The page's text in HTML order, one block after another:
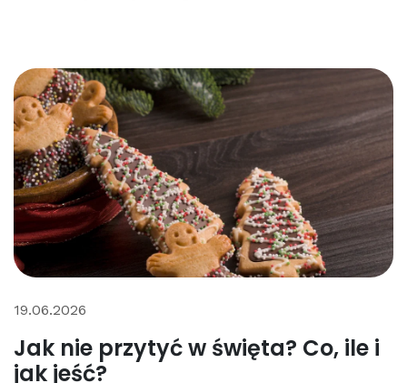
Jak nie przytyć w święta? Co, ile i
jak jeść?
19.06.2026